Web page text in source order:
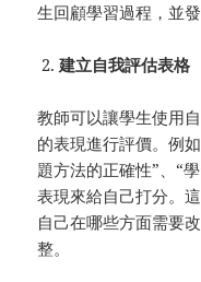
生回顧學習過程，並
建立自我評估表格
教師可以讓學生使用
的表現進行評價。例
題方法的正確性”、“
表現來給自己打分。
自己在哪些方面需要
整。